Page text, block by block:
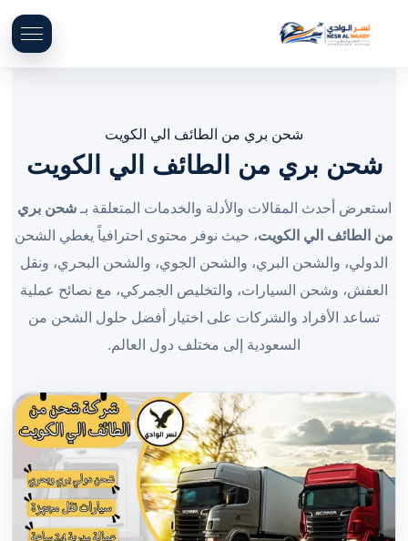
شحن بري من الطائف الي الكويت
شحن بري من الطائف الي الكويت
استعرض أحدث المقالات والأدلة والخدمات المتعلقة بـشحن بري
من الطائف الي الكويت، حيث نوفر محتوى احترافياً يغطي الشحن
الدولي، والشحن البري، والشحن الجوي، والشحن البحري، ونقل
العفش، وشحن السيارات، والتخليص الجمركي، مع نصائح عملية
تساعد الأفراد والشركات على اختيار أفضل حلول الشحن من
السعودية إلى مختلف دول العالم.